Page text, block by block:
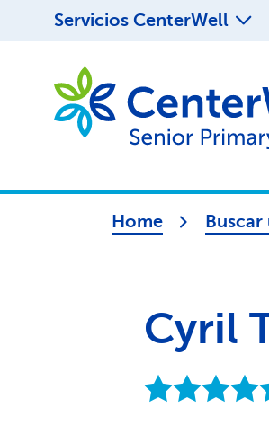
Servicios CenterWell
Home Buscar
Cyril